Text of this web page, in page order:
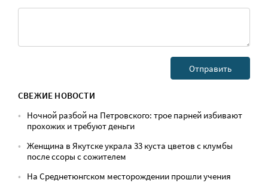
СВЕЖИЕ НОВОСТИ
Ночной разбой на Петровского: трое парней избивают
прохожих и требуют деньги
Женщина в Якутске украла 33 куста цветов с клумбы
после ссоры с сожителем
На Среднетюнгском месторождении прошли учения